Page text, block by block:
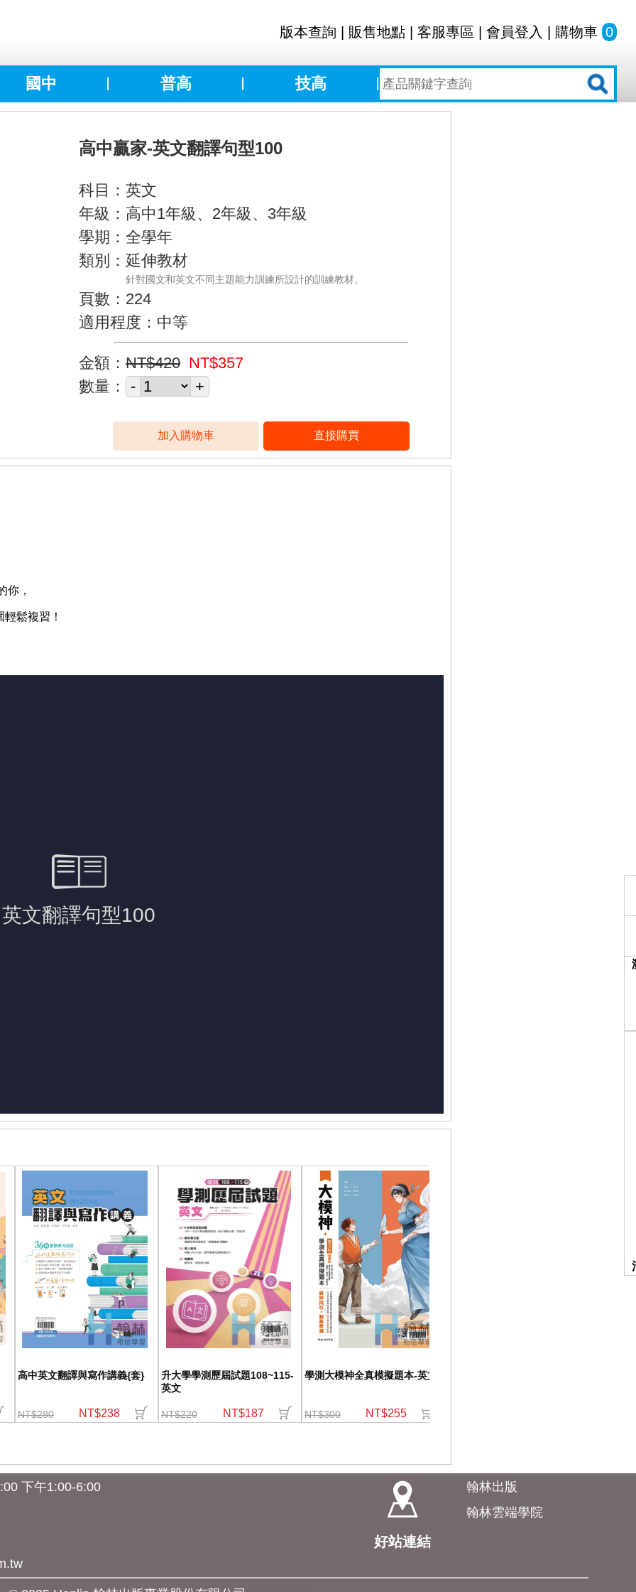
版本查詢 販售地點 客服專區 會員登入 購物車 0
國中 普高 技高
高中贏家-英文翻譯句型100
科目：英文
年級：高中1年級、2年級、3年級
學期：全學年
類別：延伸教材
針對國文和英文不同主題能力訓練所設計的訓練教材。
頁數：224
適用程度：中等
金額： NT$420 NT$357
數量：
你，
鬆複習！
高中英文翻譯與寫作講義{套}
NT$280 NT$238
升大學學測歷屆試題108~115-
英文
NT$220 NT$187
學測大模神全真模擬題本-英文
NT$300 NT$255
下午1:00-6:00
好站連結
翰林出版
翰林雲端學院